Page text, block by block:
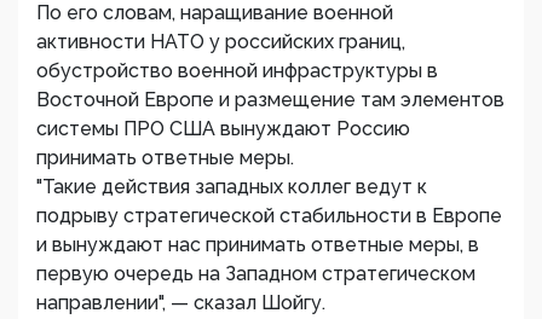
По его словам, наращивание военной
активности НАТО у российских границ,
обустройство военной инфраструктуры в
Восточной Европе и размещение там элементов
системы ПРО США вынуждают Россию
принимать ответные меры.
"Такие действия западных коллег ведут к
подрыву стратегической стабильности в Европе
и вынуждают нас принимать ответные меры, в
первую очередь на Западном стратегическом
направлении", — сказал Шойгу.